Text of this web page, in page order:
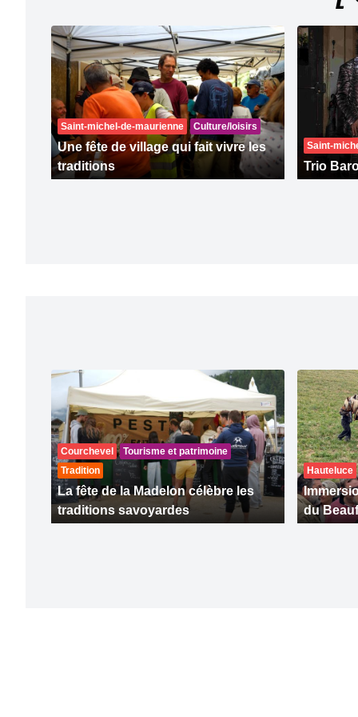
Saint-michel-de-maurienne Culture/loisirs
Une fête de village qui fait vivre les
traditions
Saint-
Trio
Courchevel
Tourisme et patrimoine
Tradition
La fête de la Madelon célèbre les
traditions savoyardes
Hauteluce
du